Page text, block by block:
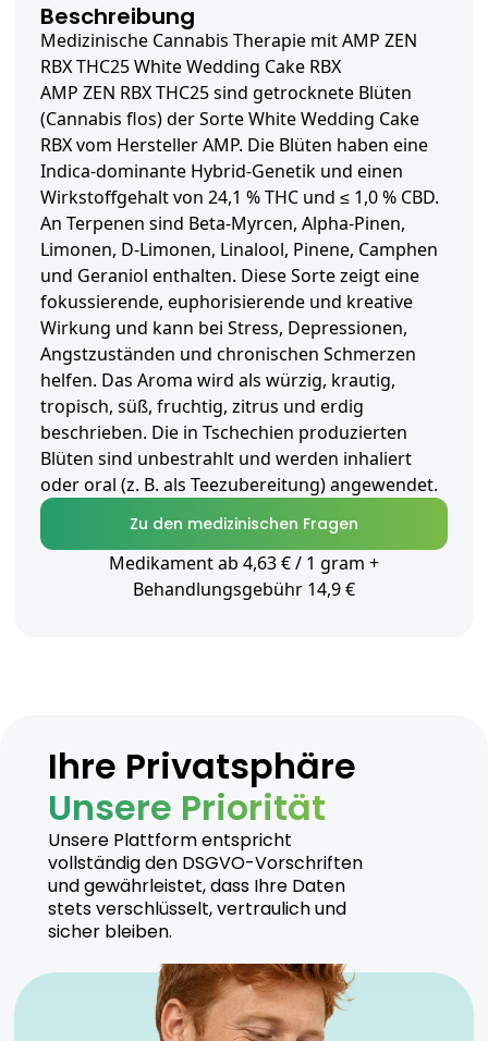
Beschreibung
Medizinische Cannabis Therapie mit AMP ZEN
RBX THC25 White Wedding Cake RBX
AMP ZEN RBX THC25 sind getrocknete Blüten
(Cannabis flos) der Sorte White Wedding Cake
RBX vom Hersteller AMP. Die Blüten haben eine
Indica-dominante Hybrid-Genetik und einen
Wirkstoffgehalt von 24,1 % THC und ≤ 1,0 % CBD.
An Terpenen sind Beta-Myrcen, Alpha-Pinen,
Limonen, D-Limonen, Linalool, Pinene, Camphen
und Geraniol enthalten. Diese Sorte zeigt eine
fokussierende, euphorisierende und kreative
Wirkung und kann bei Stress, Depressionen,
Angstzuständen und chronischen Schmerzen
helfen. Das Aroma wird als würzig, krautig,
tropisch, süß, fruchtig, zitrus und erdig
beschrieben. Die in Tschechien produzierten
Blüten sind unbestrahlt und werden inhaliert
oder oral (z. B. als Teezubereitung) angewendet.
Zu den medizinischen Fragen
Medikament ab 4,63 € / 1 gram +
Behandlungsgebühr 14,9 €
Ihre Privatsphäre
Unsere Priorität
Unsere Plattform entspricht
vollständig den DSGVO-Vorschriften
und gewährleistet, dass Ihre Daten
stets verschlüsselt, vertraulich und
sicher bleiben.